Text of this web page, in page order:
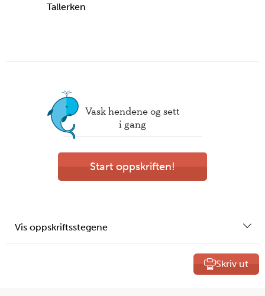
Tallerken
Vask hendene og sett
i gang
Start oppskriften!
Vis oppskriftsstegene
Skriv ut